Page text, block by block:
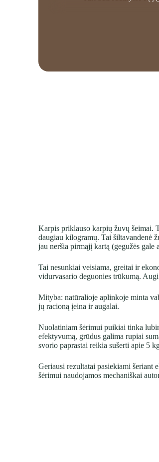
Karpis priklauso karpių žuvų šeimai.
daugiau kilogramų. Tai šiltavandenė
jau neršia pirmąjį kartą (gegužės
Tai nesunkiai veisiama, greitai ir
vidurvasario deguonies trūkumą.
Mityba: natūralioje aplinkoje minta
jų racioną įeina ir augalai.
Nuolatiniam šėrimui puikiai tinka
efektyvumą, grūdus galima rupiai
svorio paprastai reikia sušerti apie 5
Geriausi rezultatai pasiekiami šeriant
šėrimui naudojamos mechaniškai